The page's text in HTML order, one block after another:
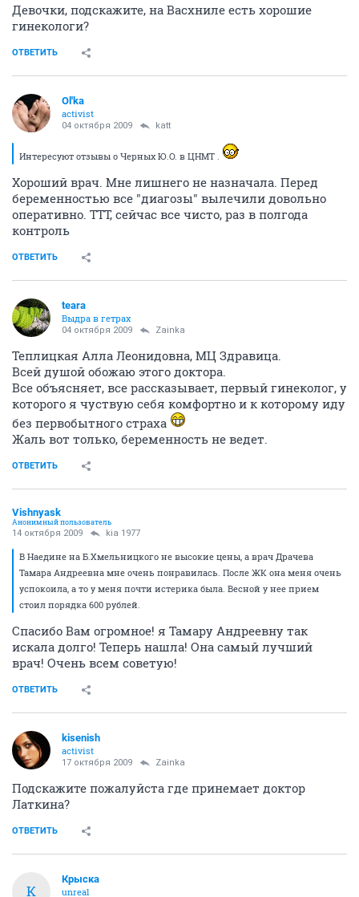
Девочки, подскажите, на Васхниле есть хорошие
гинекологи?
ОТВЕТИТЬ
Ol'ka
activist
04 октября 2009 katt
Интересуют отзывы о Черных Ю.О. в ЦНМТ .
Хороший врач. Мне лишнего не назначала. Перед
беременностью все "диагозы" вылечили довольно
оперативно. ТТТ, сейчас все чисто, раз в полгода
контроль
ОТВЕТИТЬ
teara
Выдра в гетрах
04 октября 2009 Zainka
Теплицкая Алла Леонидовна, МЦ Здравица.
Всей душой обожаю этого доктора.
Все объясняет, все рассказывает, первый гинеколог, у
которого я чуствую себя комфортно и к которому иду
без первобытного страха
Жаль вот только, беременность не ведет.
ОТВЕТИТЬ
Vishnyask
Анонимный пользователь
14 октября 2009 kia 1977
В Наедине на Б.Хмельницкого не высокие цены, а врач Драчева
Тамара Андреевна мне очень понравилась. После ЖК она меня очень
успокоила, а то у меня почти истерика была. Весной у нее прием
стоил порядка 600 рублей.
Спасибо Вам огромное! я Тамару Андреевну так
искала долго! Теперь нашла! Она самый лучший
врач! Очень всем советую!
ОТВЕТИТЬ
kisenish
activist
17 октября 2009 Zainka
Подскажите пожалуйста где принемает доктор
Латкина?
ОТВЕТИТЬ
К
Крыска
unreal